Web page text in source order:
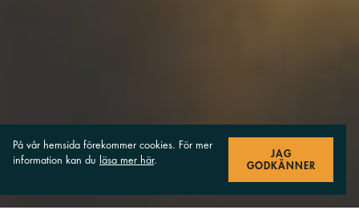
På vår hemsida förekommer cookies. För mer
information kan du
läsa mer här.
JAG
GODKÄNNER